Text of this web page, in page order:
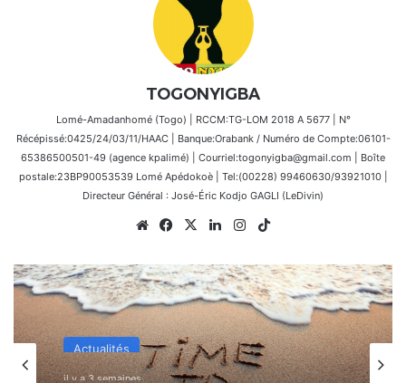
TOGONYIGBA
Lomé-Amadanhomé (Togo) | RCCM:TG-LOM 2018 A 5677 | N°
Récépissé:0425/24/03/11/HAAC | Banque:Orabank / Numéro de Compte:06101-
65386500501-49 (agence kpalimé) | Courriel:togonyigba@gmail.com | Boîte
postale:23BP90053539 Lomé Apédokoè | Tel:(00228) 99460630/93921010 |
Directeur Général : José-Éric Kodjo GAGLI (LeDivin)
WebsiteFacebook
X LinkedinInstagram
Actualités
il y a 3 semaines